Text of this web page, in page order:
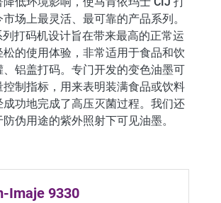
场上最灵活、最可靠的产品系列。
打码机设计旨在带来最高的正常运
的使用体验，非常适用于食品和饮
铝盖打码。专门开发的变色油墨可
控制指标，用来表明装满食品或饮料
成功地完成了高压灭菌过程。我们还
伪用途的紫外照射下可见油墨。
Imaje 9330